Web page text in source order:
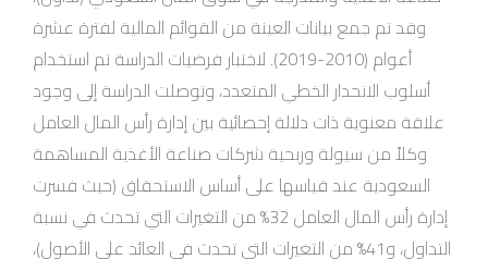
وقد تم جمع بيانات العينة من القوائم المالية لفترة عشرة
أعوام (2010-2019). لاختبار فرضيات الدراسة تم استخدام
أسلوب الانحدار الخطي المتعدد، وتوصلت الدراسة إلى وجود
علاقة معنوية ذات دلالة إحصائية بين إدارة رأس المال العامل
وكلاً من سيولة وربحية شركات صناعة الأغذية المساهمة
السعودية عند قياسها على أساس الاستحقاق (حيث فسرت
إدارة رأس المال العامل 32% من التغيرات التي تحدث في نسبة
التداول، و41% من التغيرات التي تحدث في العائد على الأصول)،